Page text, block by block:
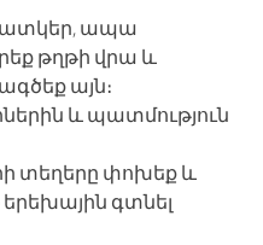
ապա
թղթի վրա և
այն։
և պատմություն
տեղերը փոխեք և
գտնել